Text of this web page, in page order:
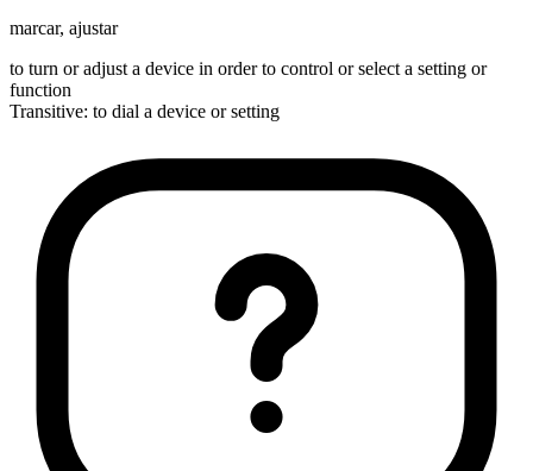
marcar, ajustar
to turn or adjust a device in order to control or select a setting or
function
Transitive: to dial a device or setting